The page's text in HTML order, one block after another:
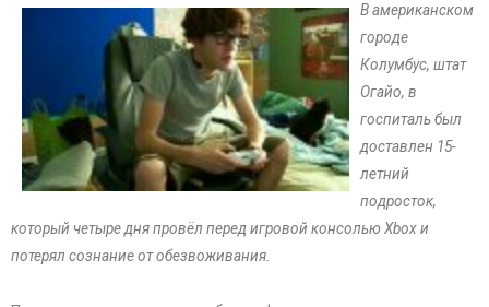
В американском
городе
Колумбус, штат
Огайо, в
госпиталь был
доставлен 15-
летний
подросток,
который четыре дня провёл перед игровой консолью Xbox и
потерял сознание от обезвоживания.